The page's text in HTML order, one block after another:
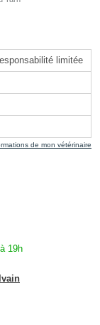
limitée
de mon vétérinaire
19h